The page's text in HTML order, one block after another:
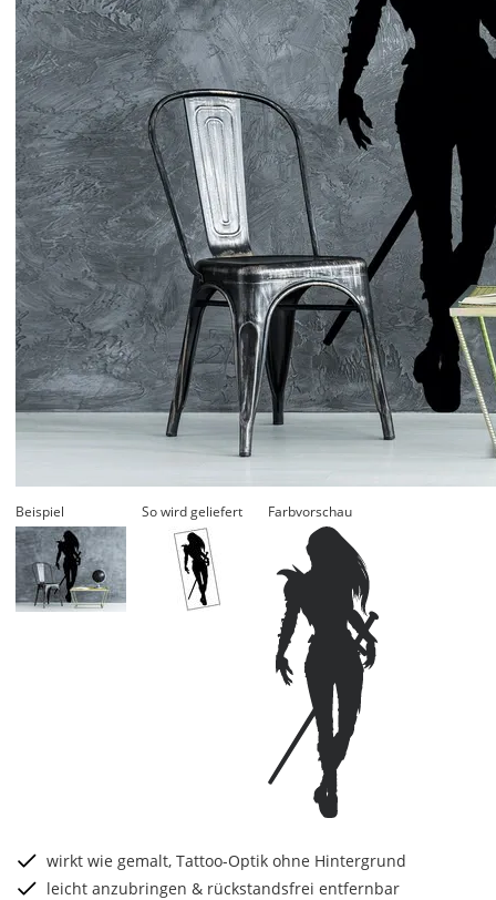
Beispiel So wird geliefert Farbvorschau
wirkt wie gemalt, Tattoo-Optik ohne Hintergrund
leicht anzubringen & rückstandsfrei entfernbar